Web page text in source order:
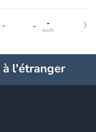
- - -
km/h
l'étranger